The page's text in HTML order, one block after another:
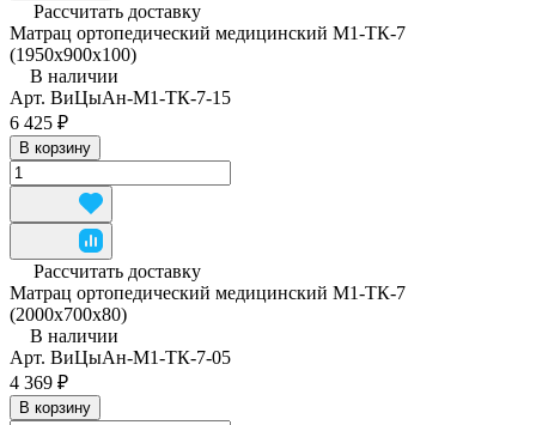
Рассчитать доставку
Матрац ортопедический медицинский М1-ТК-7
(1950x900x100)
В наличии
Арт. ВиЦыАн-М1-ТК-7-15
6 425 ₽
В корзину
Рассчитать доставку
Матрац ортопедический медицинский М1-ТК-7
(2000x700x80)
В наличии
Арт. ВиЦыАн-М1-ТК-7-05
4 369 ₽
В корзину